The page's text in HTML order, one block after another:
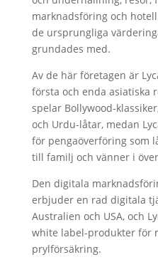
marknadsföring och
de ursprungliga
grundades med.
Av de här företagen är
första och enda asiatiska
spelar Bollywood-
och Urdu-låtar, medan
för pengaöverföring som
till familj och vänner i
Den digitala
erbjuder en rad digitala
Australien och USA, och
white label-produkter för
prylförsäkring.